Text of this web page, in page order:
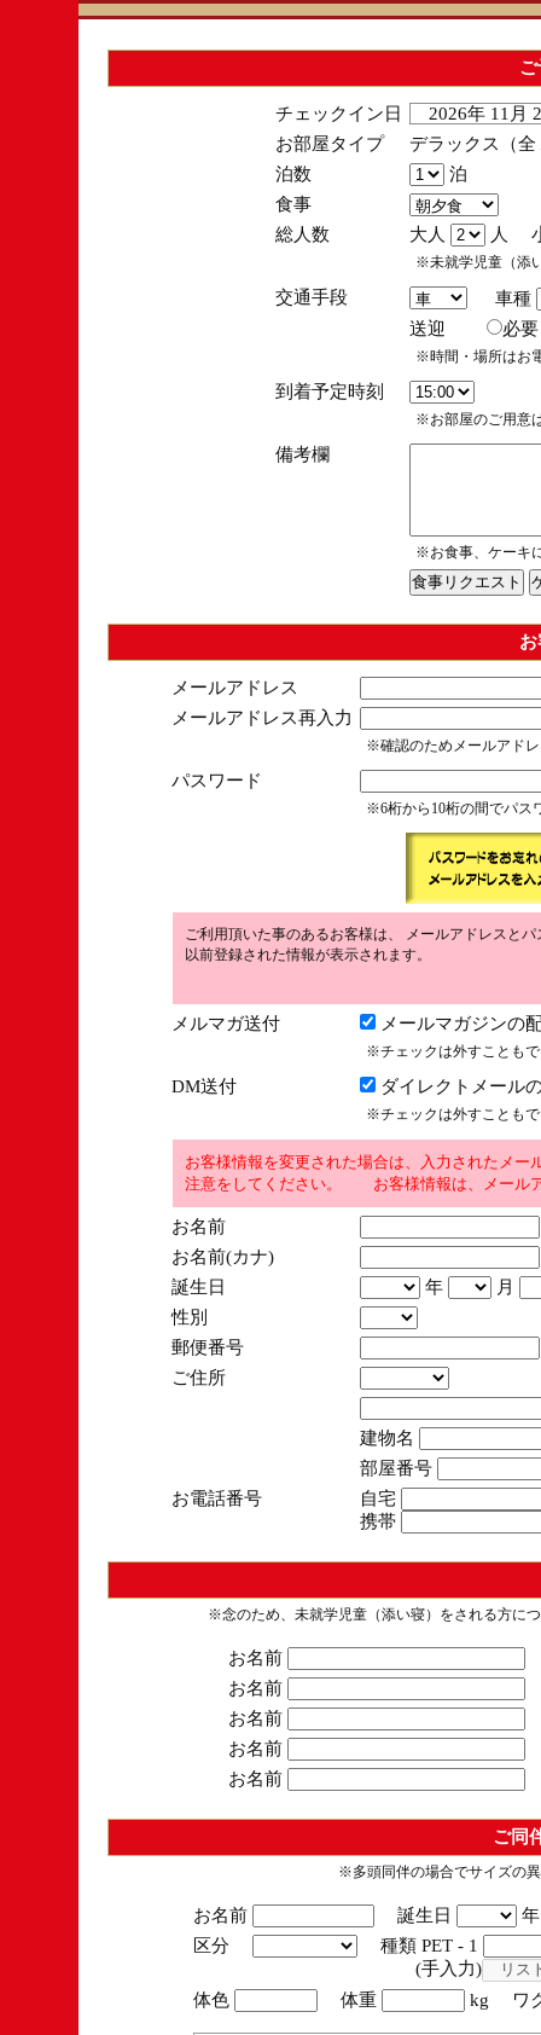
チェックイン日
2026年 11
お部屋タイプ
デラックス（
泊数
泊
食事
総人数
大人 人
※未就学児童（添
交通手段
車種
送迎
※時間・場所はお
到着予定時刻
※お部屋のご用意
備考欄
※お食事、ケーキ
メールアドレス
メールアドレス再入力
※確認のためメールアド
パスワード
※6桁から10桁の間でパス
ご利用頂いた事のあるお客様は、 メールアドレスと
以前登録された情報が表示されます。
メルマガ送付 メールマガジンの
※チェックは外すことも
DM送付 ダイレクトメール
※チェックは外すことも
お客様情報を変更された場合は、入力されたメ
注意をしてください。 お客様情報は、メール
お名前
お名前(カナ)
誕生日
年
月
性別
郵便番号
ご住所
建物名
部屋番号
お電話番号
自宅
携帯
※念のため、未就学児童（添い寝）をされる方に
お名前
お名前
お名前
お名前
お名前
ご同
※多頭同伴の場合でサイズの
お名前 誕生日
区分
種類 PET - 1
(手入力)
体色
体重 kg ワ